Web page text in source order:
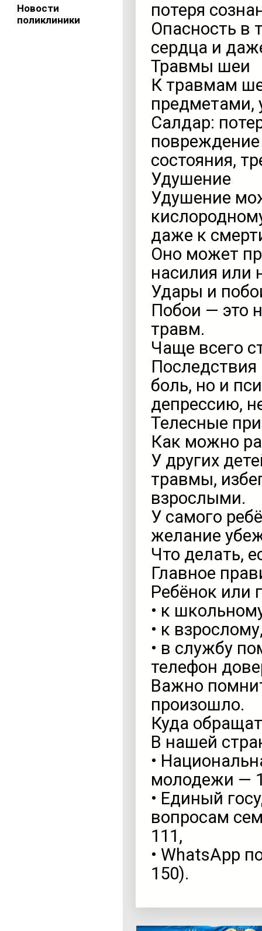
Новости
поликлиники
потеря
Опасность в
сердца и
Травмы шеи
К травмам
предметами,
Салдар:
состояния,
Удушение
Удушение
даже к
Оно может
насилия или
Удары и
Побои — это
травм.
Чаще всего
боль, но и
депрессию,
Телесные
Как можно
У других
травмы,
взрослыми.
У самого
желание
Что делать,
Главное
Ребёнок или
• к
• к
• в службу
телефон
Важно
произошло.
Куда
В нашей
•
молодежи —
• Единый
вопросам
111,
• WhatsApp
150).